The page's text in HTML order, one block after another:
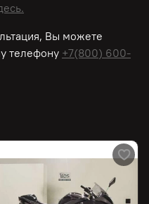
Вы можете
телефону +7(800) 600-